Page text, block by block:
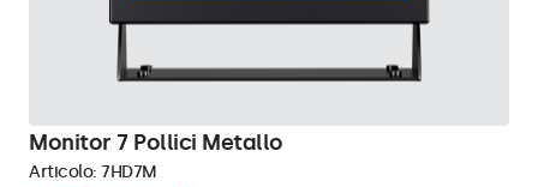
Monitor 7 Pollici Metallo
Articolo: 7HD7M